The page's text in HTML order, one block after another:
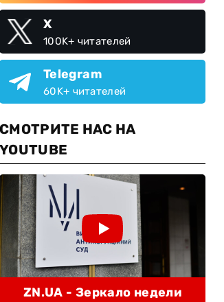
X
100K+ читателей
Telegram
60K+ читателей
СМОТРИТЕ НАС НА
YOUTUBE
ZN.UA - Зеркало недели